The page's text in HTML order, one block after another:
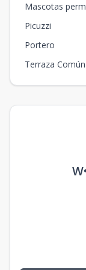
Mascotas
Picuzzi
Portero
Terraza Común